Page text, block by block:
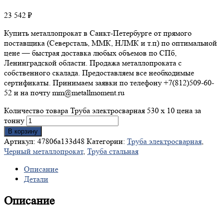
23 542 ₽
Купить металлопрокат в Санкт-Петербурге от прямого
поставщика (Северсталь, ММК, НЛМК и т.п) по оптимальной
цене — быстрая доставка любых объемов по СПб,
Ленинградской области. Продажа металлопроката с
собственного скалада. Предоставляем все необходимые
сертификаты. Принимаем заявки по телефону +7(812)509-60-
52 и на почту mm@metallmoment.ru
Количество товара Труба электросварная 530 х 10 цена за
тонну
В корзину
Артикул: 47806a133d48 Категории: Труба электросварная,
Черный металлопрокат, Труба стальная
Описание
Детали
Описание